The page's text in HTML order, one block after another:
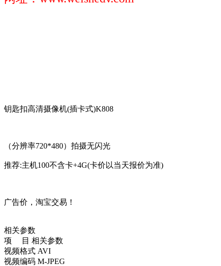
钥匙扣高清摄像机(插卡式)K808
（分辨率720*480）拍摄无闪光
推荐:主机100不含卡+4G(卡价以当天报价为准)
广告价，淘宝交易！
相关参数
项 目 相关参数
视频格式 AVI
视频编码 M-JPEG